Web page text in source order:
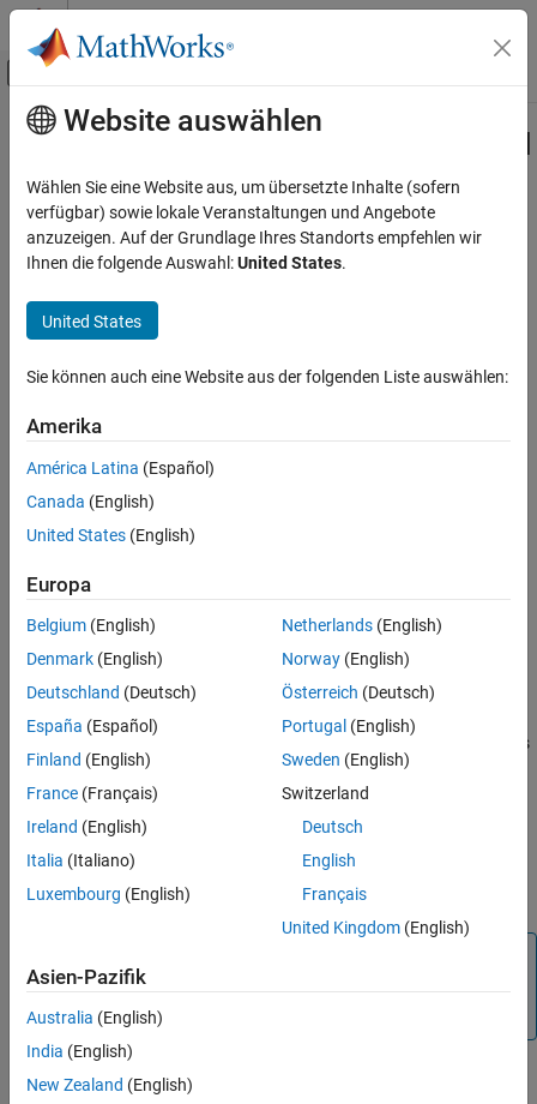
Weiter zum Inhalt
Umschaltung für Off-Canvas-
Startseite der Dokumentation
Modeling Guidelines
MAB Modeling Guidelines
jc_0245: Length restriction for signal and bus
Guideline Publication
MATLAB Versions
Rule
Rationale
Last Changed
See Also
Version History
Hauptinhalt
jc_0245: Length restriction for signal
and bus names
Guideline Publication
Simulink , and Stateflow
Version 6.0
Sub ID Recommendations
NA-MAAB — a
JMAAB — a
Rule
Sub ID a
The number of characters in the signal and bus name shall be less
than or equal to configured limit. Default value is 63 characters.
Custom Parameter
Maximum signal name length
Maximum bus name length
The MATLAB limit for the number of characters you can
use in signal and bus names is 2048.
Example — Correct
Website auswählen
Wählen Sie eine Website aus, um übersetzte Inhalte (sofern
verfügbar) sowie lokale Veranstaltungen und Angebote
anzuzeigen. Auf der Grundlage Ihres Standorts empfehlen wir
Ihnen die folgende Auswahl:United States.
United States
Sie können auch eine Website aus der folgenden Liste auswählen:
Amerika
América Latina (Español)
Canada (English)
United States (English)
Europa
Belgium (English)
Denmark (English)
Deutschland (Deutsch)
España (Español)
Finland (English)
France (Français)
Ireland (English)
Italia (Italiano)
Luxembourg (English)
Netherlands(English)
Norway(English)
Österreich (Deutsch)
Portugal (English)
Sweden (English)
Switzerland
Deutsch
English
Français
United Kingdom(English)
Asien-Pazifik
Australia (English)
India (English)
New Zealand (English)